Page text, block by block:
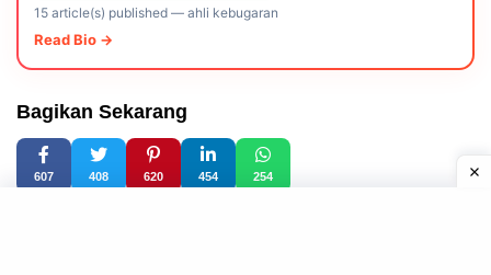
15 article(s) published— ahli kebugaran
Read Bio →
Bagikan Sekarang
607 408 620 454 254